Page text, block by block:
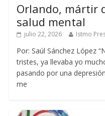
Orlando, mártir
salud mental
julio 22, 2026 Istmo
Por: Saúl Sánchez López
tristes, ya llevaba yo
pasando por una
me